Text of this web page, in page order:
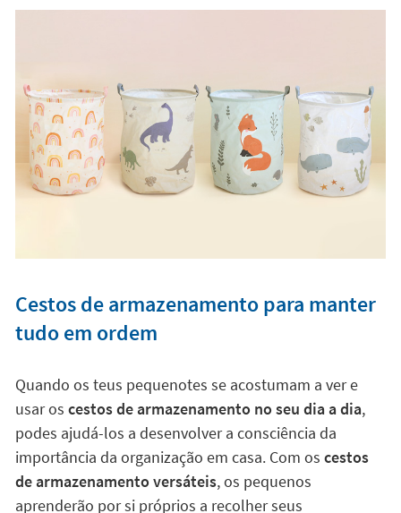
Cestos de armazenamento para manter
tudo em ordem
Quando os teus pequenotes se acostumam a ver e
usar os cestos de armazenamento no seu dia a dia,
podes ajudá-los a desenvolver a consciência da
importância da organização em casa. Com os cestos
de armazenamento versáteis, os pequenos
aprenderão por si próprios a recolher seus